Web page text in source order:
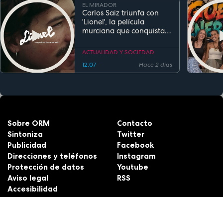
EL MIRADOR
Carlos Saiz triunfa con
'Lionel', la película
murciana que conquista
estreno
ACTUALIDAD Y SOCIEDAD
12:07
Hace 2 días
Sobre ORM
Sintoniza
Publicidad
Direcciones y teléfonos
Protección de datos
Aviso legal
Accesibilidad
Contacto
Twitter
Facebook
Instagram
Youtube
RSS